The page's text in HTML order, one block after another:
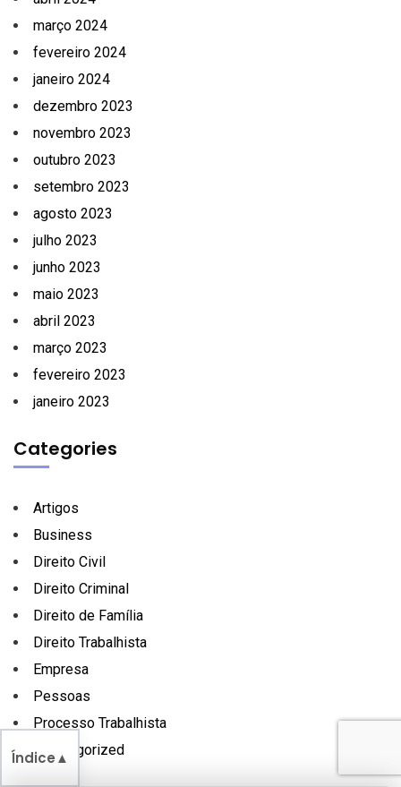
março 2024
fevereiro 2024
janeiro 2024
dezembro 2023
novembro 2023
outubro 2023
setembro 2023
agosto 2023
julho 2023
junho 2023
maio 2023
abril 2023
março 2023
fevereiro 2023
janeiro 2023
Categories
Artigos
Business
Direito Civil
Direito Criminal
Direito de Família
Direito Trabalhista
Empresa
Pessoas
Processo Trabalhista
Uncategorized
Índice▲